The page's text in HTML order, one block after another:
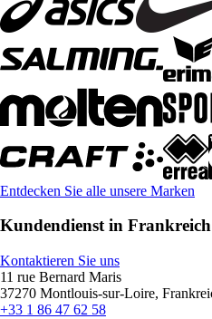
Entdecken Sie alle unsere Marken
Kundendienst in Frankreich
Kontaktieren Sie uns
11 rue Bernard Maris
37270 Montlouis-sur-Loire,
+33 1 86 47 62 58